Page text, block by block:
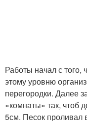
Работы начал с того,
этому уровню
перегородки. Далее
«комнаты» так, чтоб
5см. Песок проливал